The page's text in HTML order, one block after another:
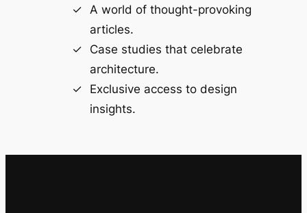
A world of thought-provoking
articles.
Case studies that celebrate
architecture.
Exclusive access to design
insights.